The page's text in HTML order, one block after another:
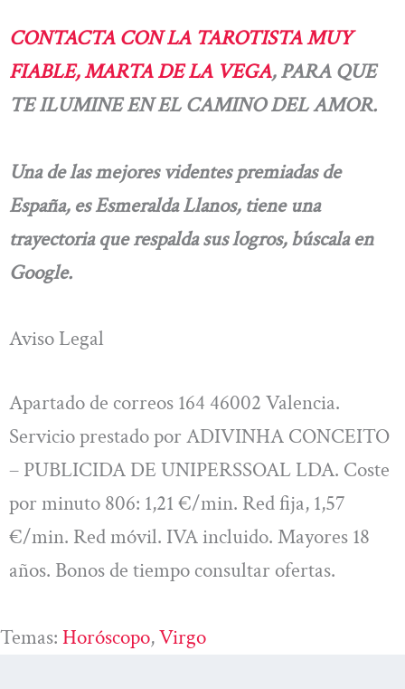
CONTACTA CON LA TAROTISTA MUY
FIABLE, MARTA DE LA VEGA, PARA QUE
TE ILUMINE EN EL CAMINO DEL AMOR.
Una de las mejores videntes premiadas de
España, es Esmeralda Llanos, tiene una
trayectoria que respalda sus logros,búscala en
Google.
Aviso Legal
Apartado de correos 164 46002 Valencia.
Servicio prestado por ADIVINHA CONCEITO
– PUBLICIDA DE UNIPERSSOAL LDA. Coste
por minuto 806: 1,21 €/min. Red fija, 1,57
€/min. Red móvil. IVA incluido. Mayores 18
años. Bonos de tiempo consultar ofertas.
Temas: Horóscopo, Virgo